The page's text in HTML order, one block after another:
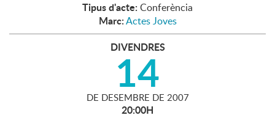
Tipus d'acte: Conferència
Marc:Actes Joves
DIVENDRES
14
DE DESEMBRE DE 2007
20:00H